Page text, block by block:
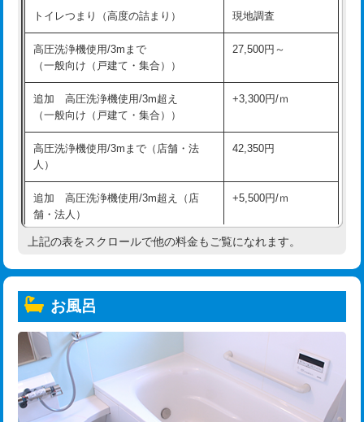
トイレつまり（高度の詰まり） 現地調査
高圧洗浄機使用/3mまで
（一般向け（戸建て・集合））
27,500円～
追加 高圧洗浄機使用/3m超え
（一般向け（戸建て・集合））
+3,300円/ｍ
高圧洗浄機使用/3mまで（店舗・法
人）
42,350円
追加 高圧洗浄機使用/3m超え（店
舗・法人）
+5,500円/ｍ
高度高圧洗浄換 現地調査
トーラー機使用/3mまで
追加トーラー機使用/3m超え
カメラ調査 33,000円
桝清掃 8,800円
上記の表をスクロールで他の料金もご覧になれます。
お風呂